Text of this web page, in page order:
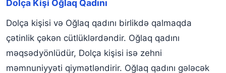
Dolça Kişi Oğlaq Qadını
Dolça kişisi və Oğlaq qadını birlikdə qalmaqda
çətinlik çəkən cütlüklərdəndir. Oğlaq qadını
məqsədyönlüdür, Dolça kişisi isə zehni
məmnuniyyəti qiymətləndirir. Oğlaq qadını gələcək